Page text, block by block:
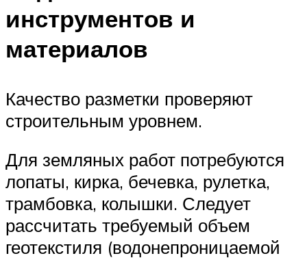
инструментов и
материалов
Качество разметки проверяют
строительным уровнем.
Для земляных работ потребуются
лопаты, кирка, бечевка, рулетка,
трамбовка, колышки. Следует
рассчитать требуемый объем
геотекстиля (водонепроницаемой